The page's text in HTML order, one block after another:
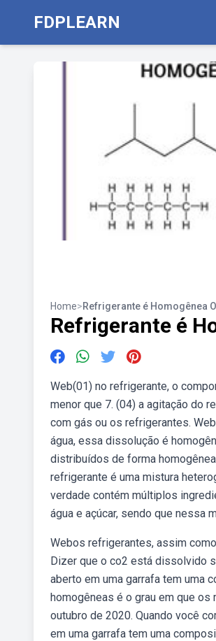
FDPLEARN
Home>Refrigerante é Homogênea
Refrigerante é
Web(01) no refrigerante, o
menor que 7. (04) a agitação do
com gás ou os refrigerantes.
água, essa dissolução é
distribuídos de forma
refrigerante é uma mistura
verdade contém múltiplos
água e açúcar, sendo que nessa
Webos refrigerantes, assim
Dizer que o co2 está dissolvido
aberto em uma garrafa tem uma
homogêneas é o grau em que
outubro de 2020. Quando você
em uma garrafa tem uma